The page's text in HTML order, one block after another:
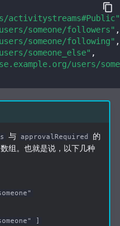
activitystreams#Public"
someone/followers" ,
someone/following" ,
someone_else" ,
users/
与 approvalRequired
的
组。也就是说，以下几种
]